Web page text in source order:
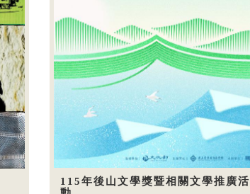
115年後山文學獎暨相關文學推廣活